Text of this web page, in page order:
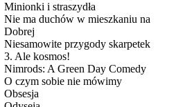
Minionki i straszydła
Nie ma duchów w mieszkaniu na
Dobrej
Niesamowite przygody skarpetek
3. Ale kosmos!
Nimrods: A Green Day Comedy
O czym sobie nie mówimy
Obsesja